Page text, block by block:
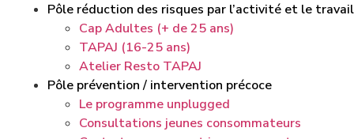
Pôle réduction des risques par l’activité et le travail
Cap Adultes (+ de 25 ans)
TAPAJ (16-25 ans)
Atelier Resto TAPAJ
Pôle prévention / intervention précoce
Le programme unplugged
Consultations jeunes consommateurs